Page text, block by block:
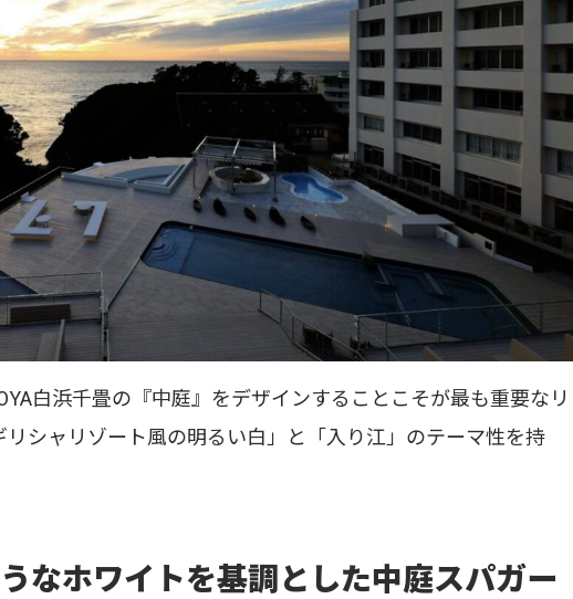
白浜千畳の『中庭』をデザインすることこそが最も重要なリ
シャリゾート風の明るい白」と「入り江」のテーマ性を持
なホワイトを基調とした中庭スパガー